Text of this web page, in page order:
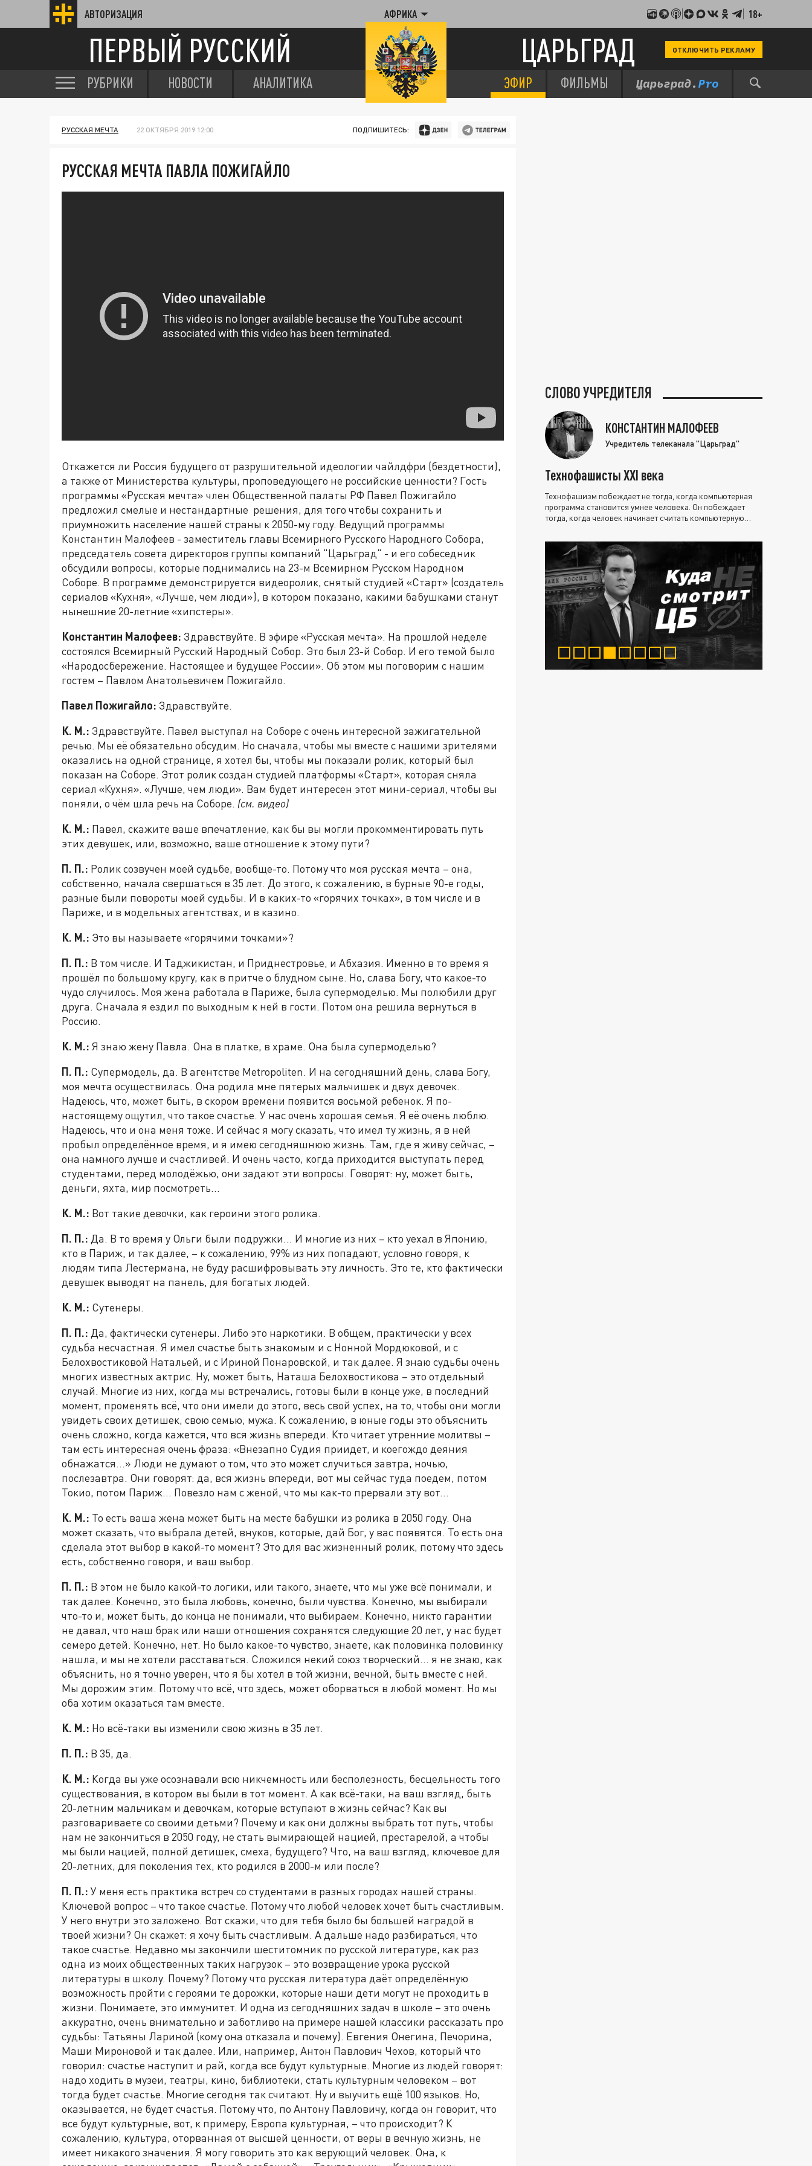
АВТОРИЗАЦИЯ АФРИКА 18+
ПЕРВЫЙ РУССКИЙ ЦАРЬГРАД ОТКЛЮЧИТЬ РЕКЛАМУ
РУБРИКИ НОВОСТИ АНАЛИТИКА ЭФИР ФИЛЬМЫ
РУССКАЯ МЕЧТА 22 ОКТЯБРЯ 2019 12:00 ПОДПИШИТЕСЬ:
РУССКАЯ МЕЧТА ПАВЛА ПОЖИГАЙЛО
Откажется ли Россия будущего от разрушительной идеологии чайлдфри (бездетности),
а также от Министерства культуры, проповедующего не российские ценности? Гость
программы «Русская мечта» член Общественной палаты РФ Павел Пожигайло
предложил смелые и нестандартные решения, для того чтобы сохранить и
приумножить население нашей страны к 2050-му году. Ведущий программы
Константин Малофеев - заместитель главы Всемирного Русского Народного Собора,
председатель совета директоров группы компаний "Царьград" - и его собеседник
обсудили вопросы, которые поднимались на 23-м Всемирном Русском Народном
Соборе. В программе демонстрируется видеоролик, снятый студией «Старт» (создатель
сериалов «Кухня», «Лучше, чем люди»), в котором показано, какими бабушками станут
нынешние 20-летние «хипстеры».
Константин Малофеев: Здравствуйте. В эфире «Русская мечта». На прошлой неделе
состоялся Всемирный Русский Народный Собор. Это был 23-й Собор. И его темой было
«Народосбережение. Настоящее и будущее России». Об этом мы поговорим с нашим
гостем – Павлом Анатольевичем Пожигайло.
Павел Пожигайло: Здравствуйте.
К. М.: Здравствуйте. Павел выступал на Соборе с очень интересной зажигательной
речью. Мы её обязательно обсудим. Но сначала, чтобы мы вместе с нашими зрителями
оказались на одной странице, я хотел бы, чтобы мы показали ролик, который был
показан на Соборе. Этот ролик создан студией платформы «Старт», которая сняла
сериал «Кухня». «Лучше, чем люди». Вам будет интересен этот мини-сериал, чтобы вы
поняли, о чём шла речь на Соборе. (см. видео)
К. М.: Павел, скажите ваше впечатление, как бы вы могли прокомментировать путь
этих девушек, или, возможно, ваше отношение к этому пути?
П. П.: Ролик созвучен моей судьбе, вообще-то. Потому что моя русская мечта – она,
собственно, начала свершаться в 35 лет. До этого, к сожалению, в бурные 90-е годы,
разные были повороты моей судьбы. И в каких-то «горячих точках», в том числе и в
Париже, и в модельных агентствах, и в казино.
К. М.: Это вы называете «горячими точками»?
П. П.: В том числе. И Таджикистан, и Приднестровье, и Абхазия. Именно в то время я
прошёл по большому кругу, как в притче о блудном сыне. Но, слава Богу, что какое-то
чудо случилось. Моя жена работала в Париже, была супермоделью. Мы полюбили друг
друга. Сначала я ездил по выходным к ней в гости. Потом она решила вернуться в
Россию.
К. М.: Я знаю жену Павла. Она в платке, в храме. Она была супермоделью?
П. П.: Супермодель, да. В агентстве Metropoliten. И на сегодняшний день, слава Богу,
моя мечта осуществилась. Она родила мне пятерых мальчишек и двух девочек.
Надеюсь, что, может быть, в скором времени появится восьмой ребенок. Я по-
настоящему ощутил, что такое счастье. У нас очень хорошая семья. Я её очень люблю.
Надеюсь, что и она меня тоже. И сейчас я могу сказать, что имел ту жизнь, я в ней
пробыл определённое время, и я имею сегодняшнюю жизнь. Там, где я живу сейчас, –
она намного лучше и счастливей. И очень часто, когда приходится выступать перед
студентами, перед молодёжью, они задают эти вопросы. Говорят: ну, может быть,
деньги, яхта, мир посмотреть…
К. М.: Вот такие девочки, как героини этого ролика.
П. П.: Да. В то время у Ольги были подружки... И многие из них – кто уехал в Японию,
кто в Париж, и так далее, – к сожалению, 99% из них попадают, условно говоря, к
людям типа Лестермана, не буду расшифровывать эту личность. Это те, кто фактически
девушек выводят на панель, для богатых людей.
К. М.: Сутенеры.
П. П.: Да, фактически сутенеры. Либо это наркотики. В общем, практически у всех
судьба несчастная. Я имел счастье быть знакомым и с Нонной Мордюковой, и с
Белохвостиковой Натальей, и с Ириной Понаровской, и так далее. Я знаю судьбы очень
многих известных актрис. Ну, может быть, Наташа Белохвостикова – это отдельный
случай. Многие из них, когда мы встречались, готовы были в конце уже, в последний
момент, променять всё, что они имели до этого, весь свой успех, на то, чтобы они могли
увидеть своих детишек, свою семью, мужа. К сожалению, в юные годы это объяснить
очень сложно, когда кажется, что вся жизнь впереди. Кто читает утренние молитвы –
там есть интересная очень фраза: «Внезапно Судия приидет, и коегождо деяния
обнажатся…» Люди не думают о том, что это может случиться завтра, ночью,
послезавтра. Они говорят: да, вся жизнь впереди, вот мы сейчас туда поедем, потом
Токио, потом Париж... Повезло нам с женой, что мы как-то прервали эту вот…
К. М.: То есть ваша жена может быть на месте бабушки из ролика в 2050 году. Она
может сказать, что выбрала детей, внуков, которые, дай Бог, у вас появятся. То есть она
сделала этот выбор в какой-то момент? Это для вас жизненный ролик, потому что здесь
есть, собственно говоря, и ваш выбор.
П. П.: В этом не было какой-то логики, или такого, знаете, что мы уже всё понимали, и
так далее. Конечно, это была любовь, конечно, были чувства. Конечно, мы выбирали
что-то и, может быть, до конца не понимали, что выбираем. Конечно, никто гарантии
не давал, что наш брак или наши отношения сохранятся следующие 20 лет, у нас будет
семеро детей. Конечно, нет. Но было какое-то чувство, знаете, как половинка половинку
нашла, и мы не хотели расставаться. Сложился некий союз творческий... я не знаю, как
объяснить, но я точно уверен, что я бы хотел в той жизни, вечной, быть вместе с ней.
Мы дорожим этим. Потому что всё, что здесь, может оборваться в любой момент. Но мы
оба хотим оказаться там вместе.
К. М.: Но всё-таки вы изменили свою жизнь в 35 лет.
П. П.: В 35, да.
К. М.: Когда вы уже осознавали всю никчемность или бесполезность, бесцельность того
существования, в котором вы были в тот момент. А как всё-таки, на ваш взгляд, быть
20-летним мальчикам и девочкам, которые вступают в жизнь сейчас? Как вы
разговариваете со своими детьми? Почему и как они должны выбрать тот путь, чтобы
нам не закончиться в 2050 году, не стать вымирающей нацией, престарелой, а чтобы
мы были нацией, полной детишек, смеха, будущего? Что, на ваш взгляд, ключевое для
20-летних, для поколения тех, кто родился в 2000-м или после?
П. П.: У меня есть практика встреч со студентами в разных городах нашей страны.
Ключевой вопрос – что такое счастье. Потому что любой человек хочет быть счастливым.
У него внутри это заложено. Вот скажи, что для тебя было бы большей наградой в
твоей жизни? Он скажет: я хочу быть счастливым. А дальше надо разбираться, что
такое счастье. Недавно мы закончили шеститомник по русской литературе, как раз
одна из моих общественных таких нагрузок – это возвращение урока русской
литературы в школу. Почему? Потому что русская литература даёт определённую
возможность пройти с героями те дорожки, которые наши дети могут не проходить в
жизни. Понимаете, это иммунитет. И одна из сегодняшних задач в школе – это очень
аккуратно, очень внимательно и заботливо на примере нашей классики рассказать про
судьбы: Татьяны Лариной (кому она отказала и почему). Евгения Онегина, Печорина,
Маши Мироновой и так далее. Или, например, Антон Павлович Чехов, который что
говорил: счастье наступит и рай, когда все будут культурные. Многие из людей говорят:
надо ходить в музеи, театры, кино, библиотеки, стать культурным человеком – вот
тогда будет счастье. Многие сегодня так считают. Ну и выучить ещё 100 языков. Но,
оказывается, не будет счастья. Потому что, по Антону Павловичу, когда он говорит, что
все будут культурные, вот, к примеру, Европа культурная, – что происходит? К
сожалению, культура, оторванная от высшей ценности, от веры в вечную жизнь, не
имеет никакого значения. Я могу говорить это как верующий человек. Она, к
СЛОВО УЧРЕДИТЕЛЯ
КОНСТАНТИН МАЛОФЕЕВ
Учредитель телеканала "Царьград"
Технофашисты XXI века
Технофашизм побеждает не тогда, когда компьютерная
программа становится умнее человека. Он побеждает
тогда, когда человек начинает считать компьютерную